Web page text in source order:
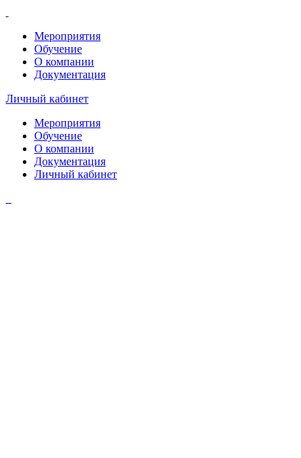
Мероприятия
Обучение
О компании
Документация
Личный кабинет
Мероприятия
Обучение
О компании
Документация
Личный кабинет